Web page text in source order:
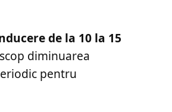
de la 10 la 15
diminuarea
pentru